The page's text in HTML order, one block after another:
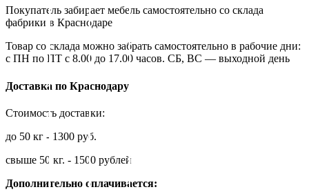
Покупатель забирает мебель самостоятельно со склада
фабрики в Краснодаре
Товар со склада можно забрать самостоятельно в рабочие дни:
с ПН по ПТ с 8.00 до 17.00 часов. СБ, ВС — выходной день
Доставка по Краснодару
Стоимость доставки:
до 50 кг - 1300 руб.
свыше 50 кг. - 1500 рублей
Дополнительно оплачивается: